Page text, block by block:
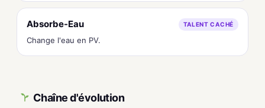
Absorbe-Eau TALENT CACHÉ
Change l'eau en PV.
Chaîne d'évolution